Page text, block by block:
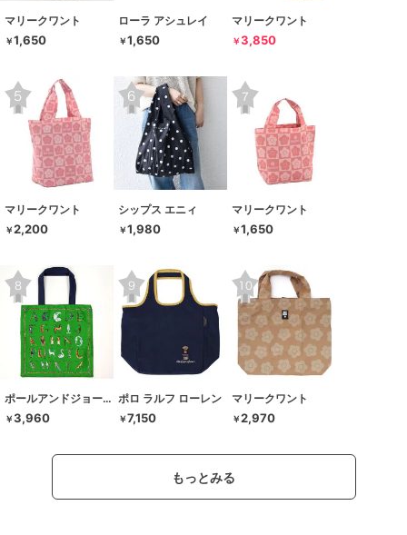
マリークワント
￥1,650
ローラ アシュレイ
￥1,650
マリークワント
￥3,850
マリークワント
￥2,200
シップス エニィ
￥1,980
マリークワント
￥1,650
ポールアンドジョーアクセソワ
￥3,960
ポロ ラルフ ローレン
￥7,150
マリークワント
￥2,970
もっとみる